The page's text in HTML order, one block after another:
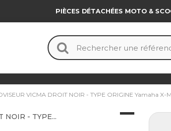
PIÈCES DÉTACHÉES MOTO &
VICMA DROIT NOIR - TYPE ORIGINE Yamaha X-